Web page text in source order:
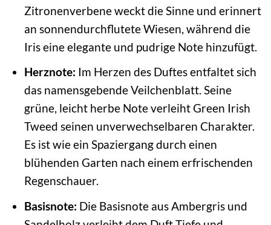
Zitronenverbene weckt die Sinne und erinnert
an sonnendurchflutete Wiesen, während die
Iris eine elegante und pudrige Note hinzufügt.
Herznote: Im Herzen des Duftes entfaltet sich
das namensgebende Veilchenblatt. Seine
grüne, leicht herbe Note verleiht Green Irish
Tweed seinen unverwechselbaren Charakter.
Es ist wie ein Spaziergang durch einen
blühenden Garten nach einem erfrischenden
Regenschauer.
Basisnote: Die Basisnote aus Ambergris und